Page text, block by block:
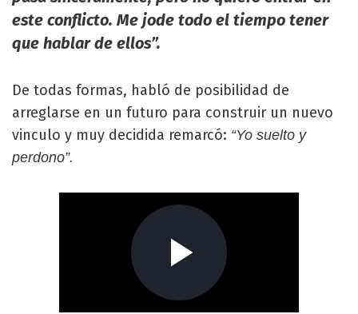
este conflicto. Me jode todo el tiempo tener
que hablar de ellos”.
De todas formas, habló de posibilidad de
arreglarse en un futuro para construir un nuevo
vinculo y muy decidida remarcó: “Yo suelto y
perdono”.